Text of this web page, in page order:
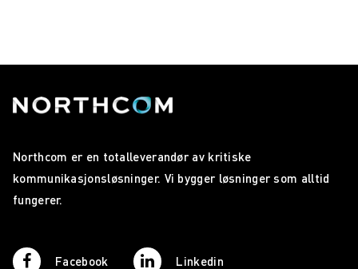
Northcom er en totalleverandør av kritiske
kommunikasjonsløsninger. Vi bygger løsninger som alltid
fungerer.
Facebook Linkedin